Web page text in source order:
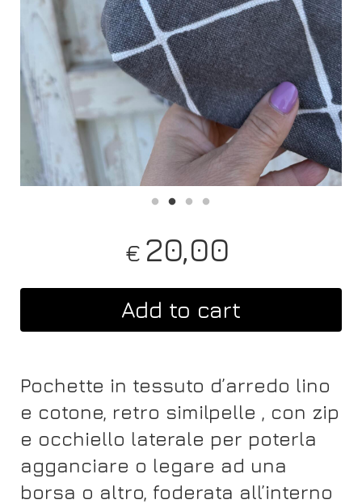
€ 20,00
Add to cart
Pochette in tessuto d’arredo lino
e cotone, retro similpelle , con zip
e occhiello laterale per poterla
agganciare o legare ad una
borsa o altro, foderata all’interno